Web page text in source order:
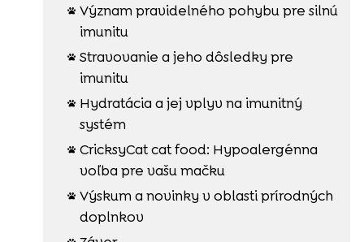
 Význam pravidelného pohybu pre silnú
imunitu
 Stravovanie a jeho dôsledky pre
imunitu

Hydratácia a jej vplyv na imunitný
systém
 CricksyCat cat food: Hypoalergénna
voľba pre vašu mačku
 Výskum a novinky v oblasti prírodných
doplnkov